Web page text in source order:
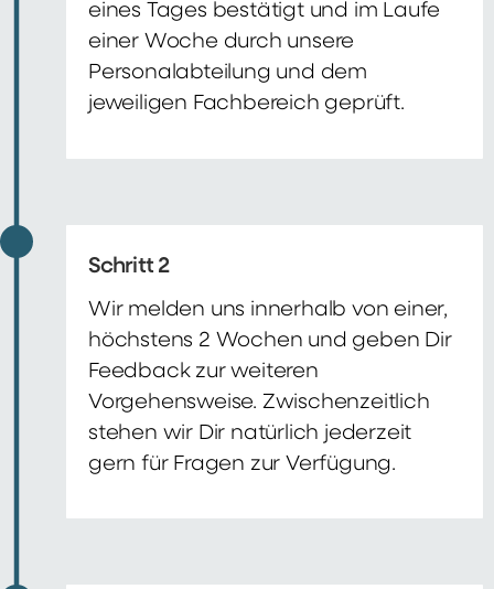
eines Tages bestätigt und im Laufe
einer Woche durch unsere
Personalabteilung und dem
jeweiligen Fachbereich geprüft.
Schritt 2
Wir melden uns innerhalb von einer,
höchstens 2 Wochen und geben Dir
Feedback zur weiteren
Vorgehensweise. Zwischenzeitlich
stehen wir Dir natürlich jederzeit
gern für Fragen zur Verfügung.